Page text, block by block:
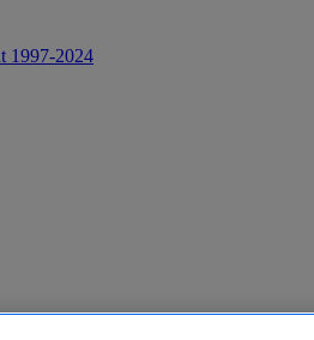
1997-2024